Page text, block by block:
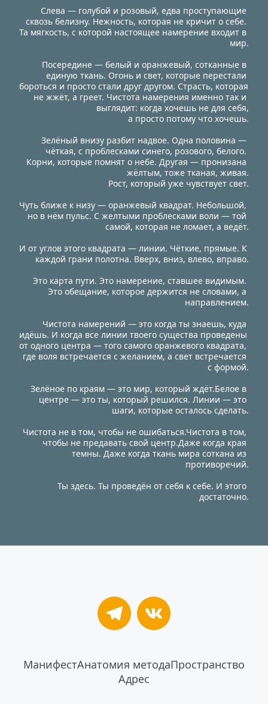
Слева — голубой и розовый, едва проступающие
сквозь белизну. Нежность, которая не кричит о себе.
Та мягкость, с которой настоящее намерение входит в
мир.
Посередине — белый и оранжевый, сотканные в
единую ткань. Огонь и свет, которые перестали
бороться и просто стали друг другом. Страсть, которая
не жжёт, а греет. Чистота намерения именно так и
выглядит: когда хочешь не для себя,
а просто потому что хочешь.
Зелёный внизу разбит надвое. Одна половина —
чёткая, с проблесками синего, розового, белого.
Корни, которые помнят о небе. Другая — пронизана
жёлтым, тоже тканая, живая.
Рост, который уже чувствует свет.
Чуть ближе к низу — оранжевый квадрат. Небольшой,
но в нём пульс. С желтыми проблесками воли — той
самой, которая не ломает, а ведёт.
И от углов этого квадрата — линии. Чёткие, прямые. К
каждой грани полотна. Вверх, вниз, влево, вправо.
Это карта пути. Это намерение, ставшее видимым.
Это обещание, которое держится не словами, а
направлением.
Чистота намерений — это когда ты знаешь, куда
идёшь. И когда все линии твоего существа проведены
от одного центра — того самого оранжевого квадрата,
где воля встречается с желанием, а свет встречается
с формой.
Зелёное по краям — это мир, который ждёт.Белое в
центре — это ты, который решился. Линии — это
шаги, которые осталось сделать.
Чистота не в том, чтобы не ошибаться.Чистота в том,
чтобы не предавать свой центр.Даже когда края
темны. Даже когда ткань мира соткана из
противоречий.
Ты здесь. Ты проведён от себя к себе. И этого
достаточно.
МанифестАнатомия методаПространство
Адрес